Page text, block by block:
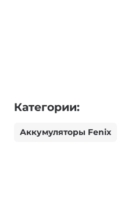
Категории:
Аккумуляторы Fenix